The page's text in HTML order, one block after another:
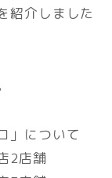
紹介しました
」について
2店舗